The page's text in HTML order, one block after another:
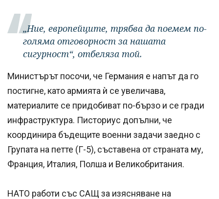
„Ние, европейците, трябва да поемем по-
голяма отговорност за нашата
сигурност“, отбеляза той.
Министърът посочи, че Германия е напът да го
постигне, като армията ѝ се увеличава,
материалите се придобиват по-бързо и се гради
инфраструктура. Писториус допълни, че
координира бъдещите военни задачи заедно с
Групата на петте (Г-5), съставена от страната му,
Франция, Италия, Полша и Великобритания.
НАТО работи със САЩ за изясняване на